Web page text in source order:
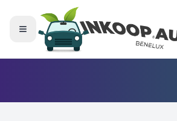
Menu openen